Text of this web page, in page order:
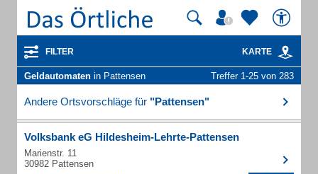
FILTER KARTE
Geldautomaten in Pattensen Treffer 1-25 von 283
Andere Ortsvorschläge für "Pattensen"
Volksbank eG Hildesheim-Lehrte-Pattensen
Marienstr. 11
30982 Pattensen